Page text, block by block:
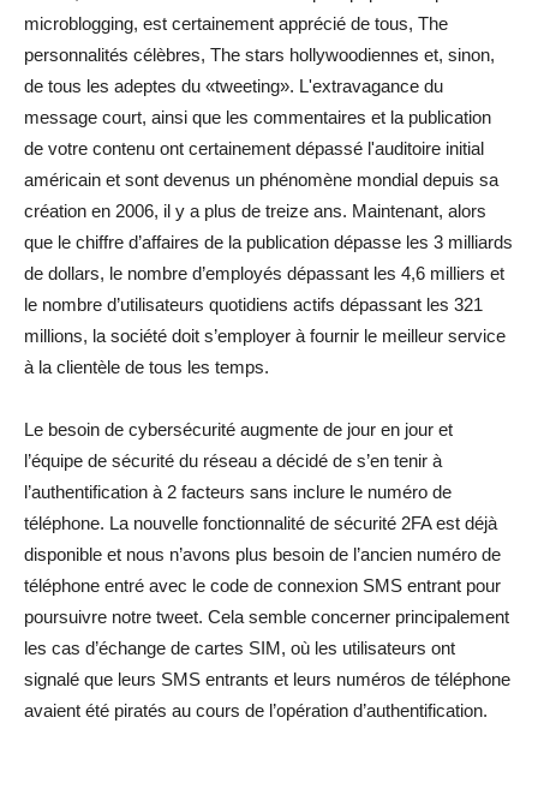
microblogging, est certainement apprécié de tous, The
personnalités célèbres, The stars hollywoodiennes et, sinon,
de tous les adeptes du «tweeting». L'extravagance du
message court, ainsi que les commentaires et la publication
de votre contenu ont certainement dépassé l'auditoire initial
américain et sont devenus un phénomène mondial depuis sa
création en 2006, il y a plus de treize ans. Maintenant, alors
que le chiffre d’affaires de la publication dépasse les 3 milliards
de dollars, le nombre d’employés dépassant les 4,6 milliers et
le nombre d’utilisateurs quotidiens actifs dépassant les 321
millions, la société doit s’employer à fournir le meilleur service
à la clientèle de tous les temps.
Le besoin de cybersécurité augmente de jour en jour et
l’équipe de sécurité du réseau a décidé de s’en tenir à
l’authentification à 2 facteurs sans inclure le numéro de
téléphone. La nouvelle fonctionnalité de sécurité 2FA est déjà
disponible et nous n’avons plus besoin de l’ancien numéro de
téléphone entré avec le code de connexion SMS entrant pour
poursuivre notre tweet. Cela semble concerner principalement
les cas d’échange de cartes SIM, où les utilisateurs ont
signalé que leurs SMS entrants et leurs numéros de téléphone
avaient été piratés au cours de l’opération d’authentification.